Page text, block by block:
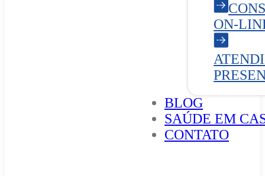
ON-
BLOG
SAÚDE EM
CONTATO